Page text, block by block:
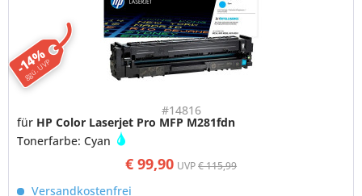
-14%
ggü. UVP
#14816
€ 99,90 UVP€ 115,99
für HP Color Laserjet Pro MFP M281fdn
Tonerfarbe: Cyan
Versandkostenfrei